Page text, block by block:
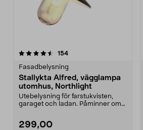
154recensioner
Fasadbelysning
Stallykta Alfred, vägglampa
utomhus, Northlight
Utebelysning för farstukvisten,
garaget och ladan. Påminner om
299,00
4.5 av 5 stjärnor